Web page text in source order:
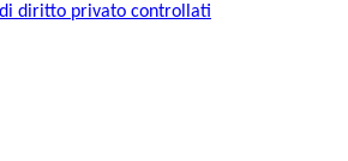
diritto privato controllati